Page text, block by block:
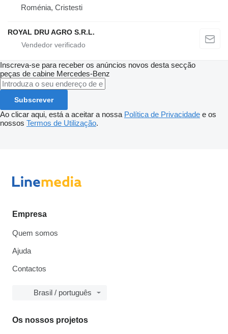
Roménia, Cristesti
ROYAL DRU AGRO S.R.L.
Inscreva-se para receber os anúncios novos desta secção
peças de cabine Mercedes-Benz
Subscrever
Ao clicar aqui, está a aceitar a nossa Política de Privacidade e os
nossos Termos de Utilização.
Empresa
Quem somos
Ajuda
Contactos
Brasil / português
Os nossos projetos